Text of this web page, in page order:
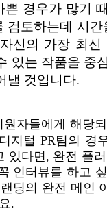
쁜 경우가 많기
검토하는데 시
자신의 가장 최신
있는 작품을 중
낼 것입니다.
원자들에게 해당
지털 PR팀의 경
있다면 , 완전 플
인터뷰를 하고
딩의 완전 메인
.